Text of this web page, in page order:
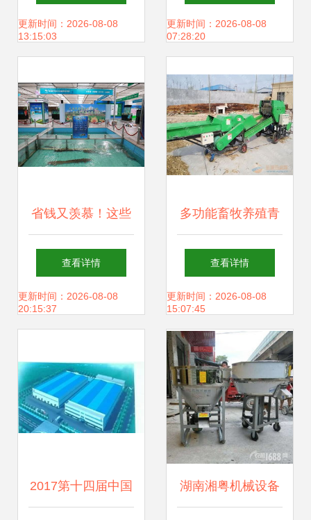
年销售额达1.2亿元
更新时间：2026-08-08
13:15:03
计困局下的产业链
更新时间：2026-08-08
07:28:20
省钱又羡慕！这些
网友喜获2018长春
农博会免费门票，
攻略一网打尽
查看详情
更新时间：2026-08-08
20:15:37
多功能畜牧养殖青
贮饲料打捆包膜机
现代畜牧渔业的高
效饲料保障
查看详情
更新时间：2026-08-08
15:07:45
2017第十四届中国 湖南湘粤机械设备